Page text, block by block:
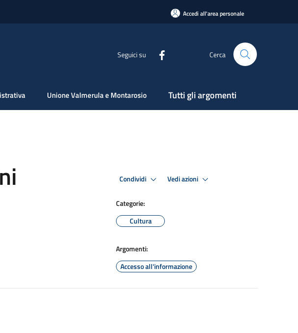
Accedi all'area personale
Seguici su Cerca
Unione Valmerula e Montarosio Tutti gli argomenti
Condividi Vedi azioni
Categorie:
Cultura
Argomenti:
Accesso all'informazione